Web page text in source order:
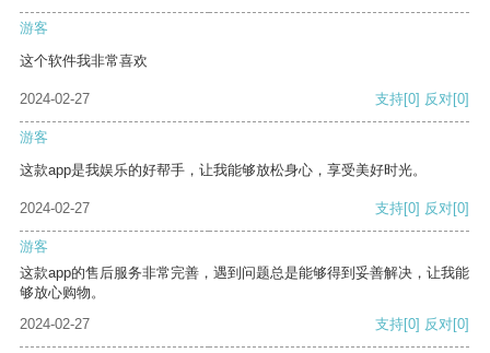
游客
这个软件我非常喜欢
2024-02-27 支持[0] 反对[0]
游客
这款app是我娱乐的好帮手，让我能够放松身心，享受美好时光。
2024-02-27 支持[0] 反对[0]
游客
这款app的售后服务非常完善，遇到问题总是能够得到妥善解决，让我能
够放心购物。
2024-02-27
支持[0] 反对[0]